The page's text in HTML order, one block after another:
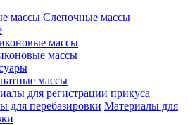
Слепочные массы
массы
массы
массы
для регистрации прикуса
Материалы для